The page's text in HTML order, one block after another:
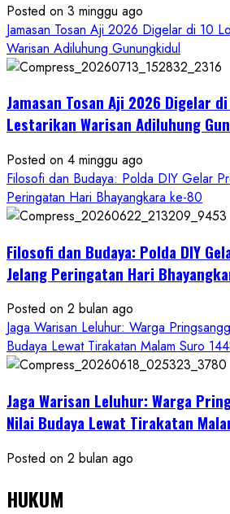
Petilasan
Sendangwangi
Mohon
Restu
Hayuning
Bawono
Posted on 3 minggu ago
Jamasan Tosan Aji 2026 Digelar di 10
Warisan Adiluhung Gunungkidul
Jamasan Tosan Aji 2026 Digelar
Lestarikan Warisan Adiluhung
Posted on 4 minggu ago
Filosofi dan Budaya: Polda DIY Gelar
Peringatan Hari Bhayangkara ke-80
Filosofi dan Budaya: Polda DIY
Jelang Peringatan Hari
Posted on 2 bulan ago
Jaga Warisan Leluhur: Warga
Budaya Lewat Tirakatan Malam Suro
Jaga Warisan Leluhur: Warga
Nilai Budaya Lewat Tirakatan
Posted on 2 bulan ago
HUKUM